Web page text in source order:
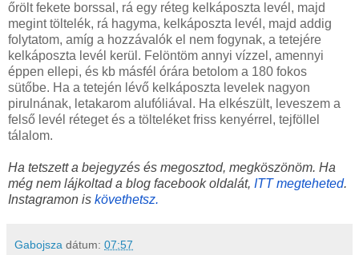
őrölt fekete borssal, rá egy réteg kelkáposzta levél, majd
megint töltelék, rá hagyma, kelkáposzta levél, majd addig
folytatom, amíg a hozzávalók el nem fogynak, a tetejére
kelkáposzta levél kerül. Felöntöm annyi vízzel, amennyi
éppen ellepi, és kb másfél órára betolom a 180 fokos
sütőbe. Ha a tetején lévő kelkáposzta levelek nagyon
pirulnának, letakarom alufóliával. Ha elkészült, leveszem a
felső levél réteget és a tölteléket friss kenyérrel, tejföllel
tálalom.
Ha tetszett a bejegyzés és megosztod, megköszönöm. Ha
még nem lájkoltad a blog facebook oldalát, ITT megteheted.
Instagramon is követhetsz.
Gabojsza dátum: 07:57